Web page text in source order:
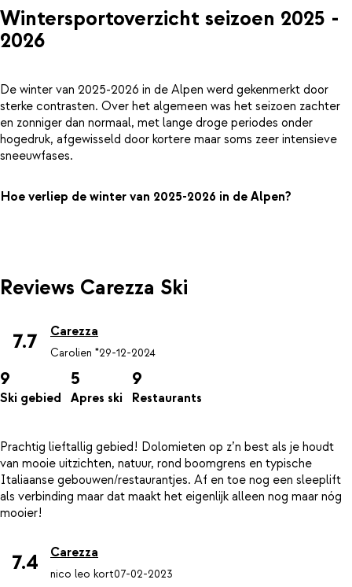
Wintersportoverzicht seizoen 2025 -
2026
De winter van 2025-2026 in de Alpen werd gekenmerkt door
sterke contrasten. Over het algemeen was het seizoen zachter
en zonniger dan normaal, met lange droge periodes onder
hogedruk, afgewisseld door kortere maar soms zeer intensieve
sneeuwfases.
Hoe verliep de winter van 2025-2026 in de Alpen?
Reviews Carezza Ski
7.7 Carezza
Carolien *29-12-2024
9
Ski gebied
5
Apres ski
9
Restaurants
Prachtig lieftallig gebied! Dolomieten op z’n best als je houdt
van mooie uitzichten, natuur, rond boomgrens en typische
Italiaanse gebouwen/restaurantjes. Af en toe nog een sleeplift
als verbinding maar dat maakt het eigenlijk alleen nog maar nóg
7.4 Carezza
nico leo kort07-02-2023